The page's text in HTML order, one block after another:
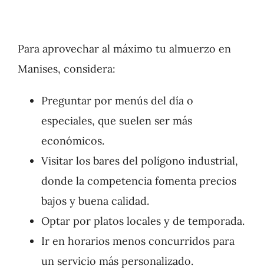
Para aprovechar al máximo tu almuerzo en
Manises, considera:
Preguntar por menús del día o
especiales, que suelen ser más
económicos.
Visitar los bares del polígono industrial,
donde la competencia fomenta precios
bajos y buena calidad.
Optar por platos locales y de temporada.
Ir en horarios menos concurridos para
un servicio más personalizado.